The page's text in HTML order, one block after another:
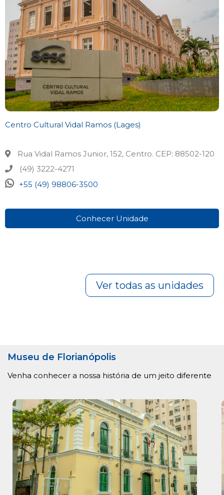
Centro Cultural Vidal Ramos (Lages)
Rua Vidal Ramos Junior, 152, Centro. CEP: 88502-120
(49) 3222-4271
+55 (49) 98806-3500
Conhecer Unidade
Ver todas as unidades
Museu de Florianópolis
Venha conhecer a nossa história de um jeito diferente